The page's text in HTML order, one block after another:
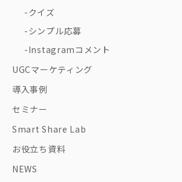
クイズ
シンプル応募
Instagramコメント
UGCマーケティング
導入事例
セミナー
Smart Share Lab
お役立ち資料
NEWS